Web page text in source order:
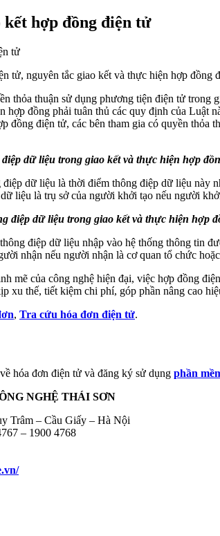
hợp đồng điện tử
tử, nguyên tắc giao kết và thực hiện hợp đồng
thỏa thuận sử dụng phương tiện điện tử trong
hợp đồng phải tuân thủ các quy định của Luật
đồng điện tử, các bên tham gia có quyền thỏa
dữ liệu trong giao kết và thực hiện hợp
dữ liệu là thời điểm thông điệp dữ liệu này
liệu là trụ sở của người khởi tạo nếu người
điệp dữ liệu trong giao kết và thực hiện hợp
điệp dữ liệu nhập vào hệ thống thông tin
nhận nếu người nhận là cơ quan tổ chức
mẽ của công nghệ hiện đại, việc hợp đồng
xu thế, tiết kiệm chi phí, góp phần nâng cao
, Tra cứu hóa đơn điện tử.
hóa đơn điện tử và đăng ký sử dụng phần
NGHỆ THÁI SƠN
Trâm – Cầu Giấy – Hà Nội
– 1900 4768